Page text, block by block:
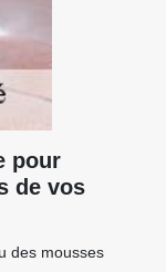
pour
de vos
des mousses